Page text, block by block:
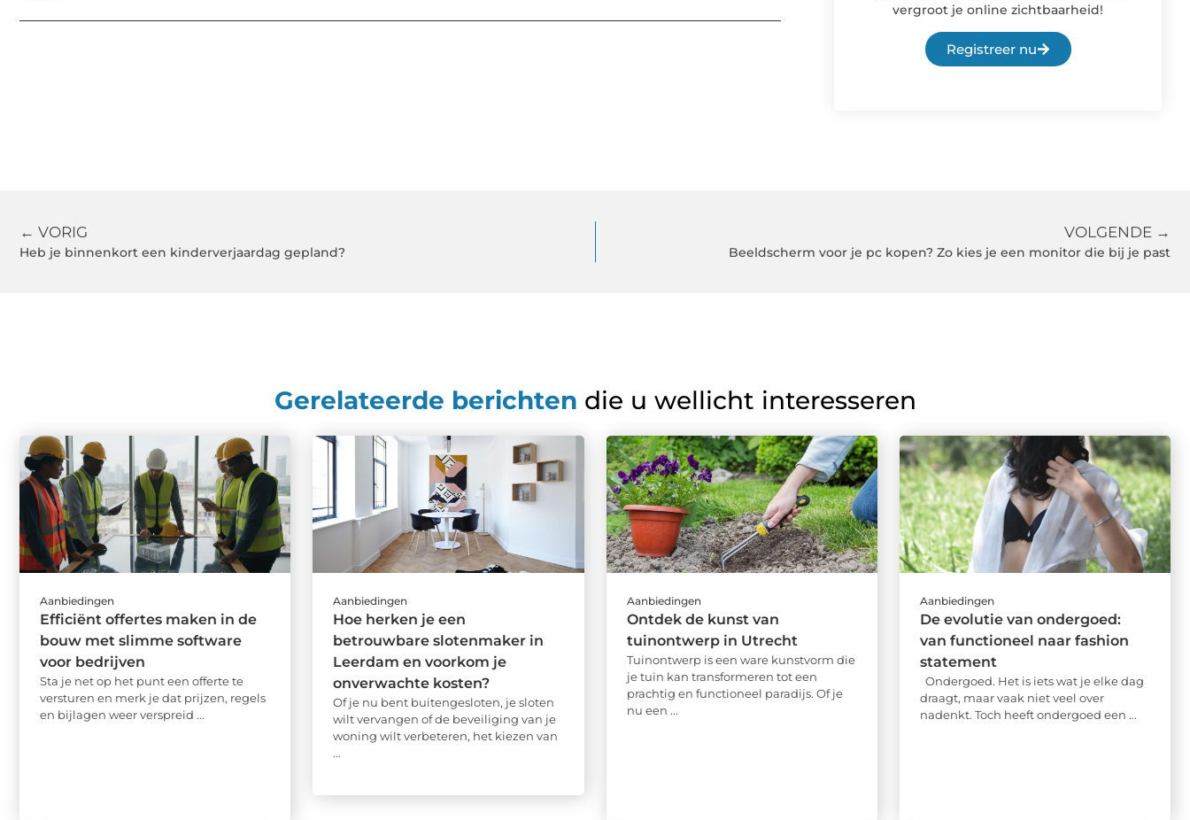
vergroot je online zichtbaarheid!
Registreer nu
← VORIG
Heb je binnenkort een kinderverjaardag gepland?
VOLGENDE →
Beeldscherm voor je pc kopen? Zo kies je een monitor die bij je past
Gerelateerde berichten die u wellicht interesseren
Aanbiedingen
Efficiënt offertes maken in de
bouw met slimme software
voor bedrijven
Sta je net op het punt een offerte te
versturen en merk je dat prijzen, regels
en bijlagen weer verspreid ...
Aanbiedingen
Hoe herken je een
betrouwbare slotenmaker in
Leerdam en voorkom je
onverwachte kosten?
Of je nu bent buitengesloten, je sloten
wilt vervangen of de beveiliging van je
woning wilt verbeteren, het kiezen van
...
Aanbiedingen
Ontdek de kunst van
tuinontwerp in Utrecht
Tuinontwerp is een ware kunstvorm die
je tuin kan transformeren tot een
prachtig en functioneel paradijs. Of je
nu een ...
Aanbiedingen
De evolutie van ondergoed:
van functioneel naar fashion
statement
Ondergoed. Het is iets wat je elke dag
draagt, maar vaak niet veel over
nadenkt. Toch heeft ondergoed een ...